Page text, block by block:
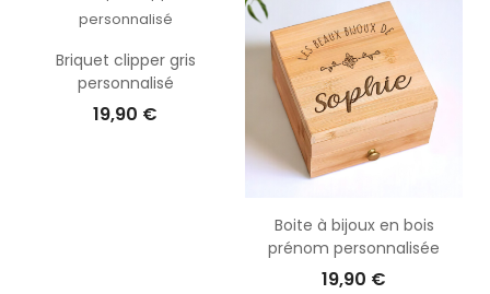
Briquet clipper gris
personnalisé
19,90 €
Boite à bijoux en bois
prénom personnalisée
19,90 €